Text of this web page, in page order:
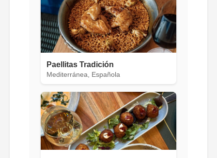
Paellitas Tradición
Mediterránea, Española